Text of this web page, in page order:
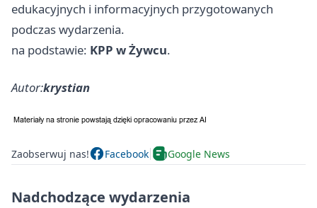
edukacyjnych i informacyjnych przygotowanych
podczas wydarzenia.
na podstawie: KPP w Żywcu.
Autor:krystian
Zaobserwuj nas! Facebook Google News
Nadchodzące wydarzenia